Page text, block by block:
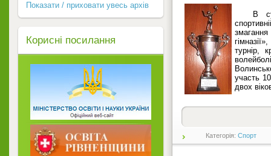
В
турнір,
участь
двох
Категорія: Спорт
Показати / приховати увесь архів
Корисні посилання